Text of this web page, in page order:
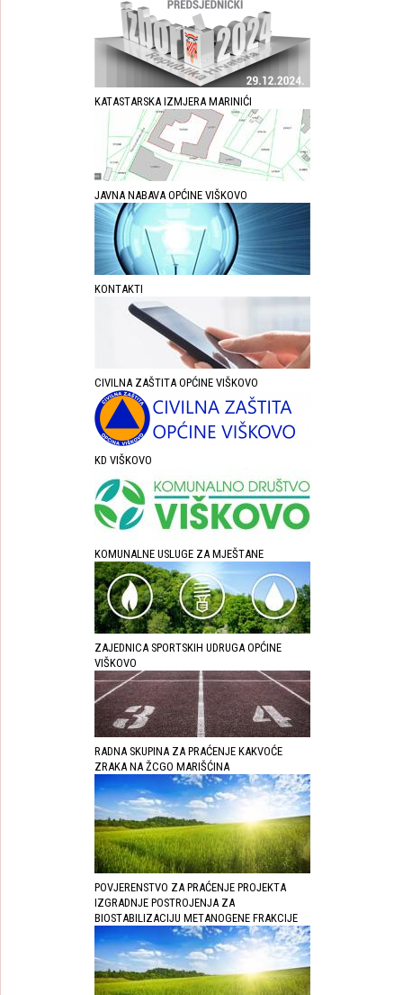
KATASTARSKA IZMJERA MARINIĆI
JAVNA NABAVA OPĆINE VIŠKOVO
KONTAKTI
CIVILNA ZAŠTITA OPĆINE VIŠKOVO
KD VIŠKOVO
KOMUNALNE USLUGE ZA MJEŠTANE
ZAJEDNICA SPORTSKIH UDRUGA OPĆINE
VIŠKOVO
RADNA SKUPINA ZA PRAĆENJE KAKVOĆE
ZRAKA NA ŽCGO MARIŠĆINA
POVJERENSTVO ZA PRAĆENJE PROJEKTA
IZGRADNJE POSTROJENJA ZA
BIOSTABILIZACIJU METANOGENE FRAKCIJE